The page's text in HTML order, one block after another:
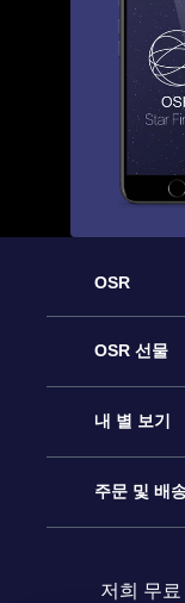
OSR
고객 서비스
연락처
블로그
OSR 선물
온라인 별 선
OSR 선물
내 별 보기
Star
주문 및 배
저희 무